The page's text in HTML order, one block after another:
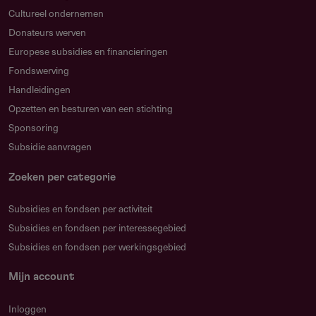
Subsidieadvies
Hoe maak je je aanvraag sterker?
Formuleer een toetsbare onderzoekshypothese met een
heldere methodologie. De jury beoordeelt expliciet hoe
aannemelijk het is dat je de hypothese met de
voorgestelde aanpak kunt verifiëren.
Welke fouten moet je vermijden?
en cv's van personen, statuten van rechtspersonen.
Onvolledige aanvragen worden niet-ontvankelijk
verklaard.
Hoe stel je een kansrijk budget op?
Cultureel ondernemen
Donateurs werven
Europese subsidies en financieringen
Fondswerving
Handleidingen
Opzetten en besturen van een stichting
Sponsoring
Subsidie aanvragen
Zoeken per categorie
Subsidies en fondsen per activiteit
Subsidies en fondsen per interessegebied
Subsidies en fondsen per werkingsgebied
Mijn account
Inloggen